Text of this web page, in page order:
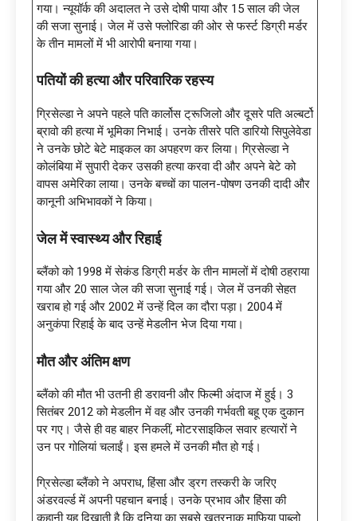
गया। न्यूयॉर्क की अदालत ने उसे दोषी पाया और 15 साल की जेल
की सजा सुनाई। जेल में उसे फ्लोरिडा की ओर से फर्स्ट डिग्री मर्डर
के तीन मामलों में भी आरोपी बनाया गया।
पतियों की हत्या और परिवारिक रहस्य
ग्रिसेल्डा ने अपने पहले पति कार्लोस ट्रूजिलो और दूसरे पति अल्बर्टो
ब्रावो की हत्या में भूमिका निभाई। उनके तीसरे पति डारियो सिपुलेवेडा
ने उनके छोटे बेटे माइकल का अपहरण कर लिया। ग्रिसेल्डा ने
कोलंबिया में सुपारी देकर उसकी हत्या करवा दी और अपने बेटे को
वापस अमेरिका लाया। उनके बच्चों का पालन-पोषण उनकी दादी और
कानूनी अभिभावकों ने किया।
जेल में स्वास्थ्य और रिहाई
ब्लैंको को 1998 में सेकंड डिग्री मर्डर के तीन मामलों में दोषी ठहराया
गया और 20 साल जेल की सजा सुनाई गई। जेल में उनकी सेहत
खराब हो गई और 2002 में उन्हें दिल का दौरा पड़ा। 2004 में
अनुकंपा रिहाई के बाद उन्हें मेडलीन भेज दिया गया।
मौत और अंतिम क्षण
ब्लैंको की मौत भी उतनी ही डरावनी और फिल्मी अंदाज में हुई। 3
सितंबर 2012 को मेडलीन में वह और उनकी गर्भवती बहू एक दुकान
पर गए। जैसे ही वह बाहर निकलीं, मोटरसाइकिल सवार हत्यारों ने
उन पर गोलियां चलाईं। इस हमले में उनकी मौत हो गई।
ग्रिसेल्डा ब्लैंको ने अपराध, हिंसा और ड्रग तस्करी के जरिए
अंडरवर्ल्ड में अपनी पहचान बनाई। उनके प्रभाव और हिंसा की
कहानी यह दिखाती है कि दुनिया का सबसे खतरनाक माफिया पाब्लो